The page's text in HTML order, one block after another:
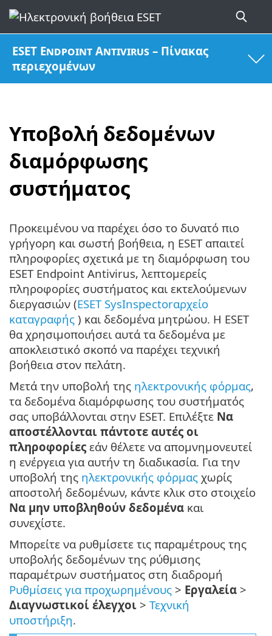
ESET Endpoint Antivirus – Πίνακας
περιεχομένων
Υποβολή δεδομένων
διαμόρφωσης
συστήματος
Προκειμένου να παρέχει όσο το δυνατό πιο
γρήγορη και σωστή βοήθεια, η ESET απαιτεί
πληροφορίες σχετικά με τη διαμόρφωση του
ESET Endpoint Antivirus, λεπτομερείς
πληροφορίες συστήματος και εκτελούμενων
διεργασιών (ESET SysInspectorαρχείο
καταγραφής ) και δεδομένα μητρώου. Η ESET
θα χρησιμοποιήσει αυτά τα δεδομένα με
αποκλειστικό σκοπό να παρέχει τεχνική
βοήθεια στον πελάτη.
Μετά την υποβολή της ηλεκτρονικής φόρμας,
τα δεδομένα διαμόρφωσης του συστήματός
σας υποβάλλονται στην ESET. Επιλέξτε Να
αποστέλλονται πάντοτε αυτές οι
πληροφορίες εάν θέλετε να απομνημονευτεί
η ενέργεια για αυτήν τη διαδικασία. Για την
υποβολή της ηλεκτρονικής φόρμας χωρίς
αποστολή δεδομένων, κάντε κλικ στο στοιχείο
Να μην υποβληθούν δεδομένα και
συνεχίστε.
Μπορείτε να ρυθμίσετε τις παραμέτρους της
υποβολής δεδομένων της ρύθμισης
παραμέτρων συστήματος στη διαδρομή
Ρυθμίσεις για προχωρημένους > Εργαλεία >
Διαγνωστικοί έλεγχοι > Τεχνική
υποστήριξη.